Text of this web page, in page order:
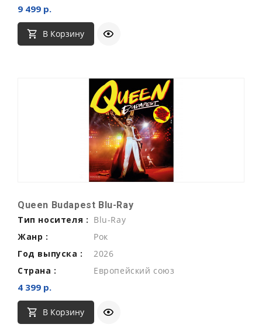
9 499 р.
В Корзину
Queen Budapest Blu-Ray
Тип носителя : Blu-Ray
Жанр :
Рок
Год выпуска :
2026
Страна :
Европейский союз
4 399 р.
В Корзину